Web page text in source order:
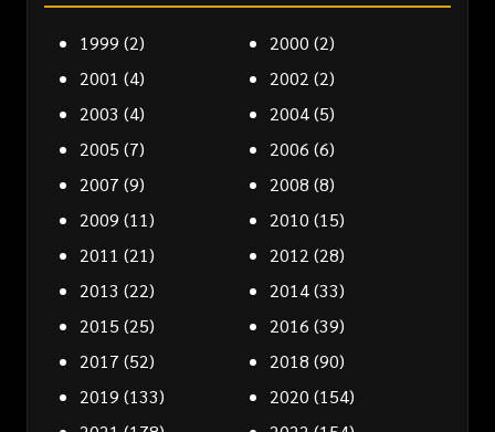
1999 (2) 2000 (2)
2001 (4) 2002 (2)
2003 (4) 2004(5)
2005 (7) 2006 (6)
2007 (9) 2008 (8)
2009 (11) 2010 (15)
2011 (21) 2012 (28)
2013 (22) 2014(33)
2015 (25) 2016 (39)
2017 (52) 2018 (90)
2019 (133) 2020 (154)